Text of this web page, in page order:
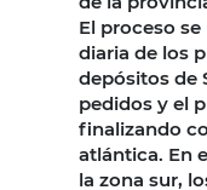
El proceso
diaria de los
depósitos de
pedidos y el
finalizando
atlántica. En
la zona sur,